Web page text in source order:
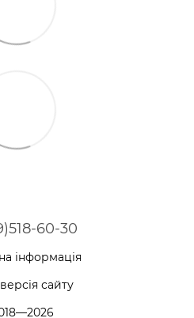
60-30
інформація
сайту